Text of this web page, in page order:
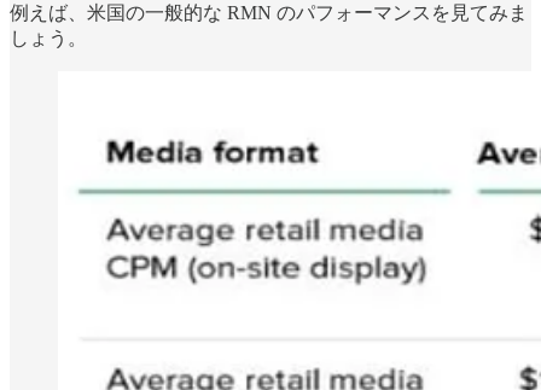
例えば、米国の一般的な RMN のパフォーマンスを見てみま
しょう。